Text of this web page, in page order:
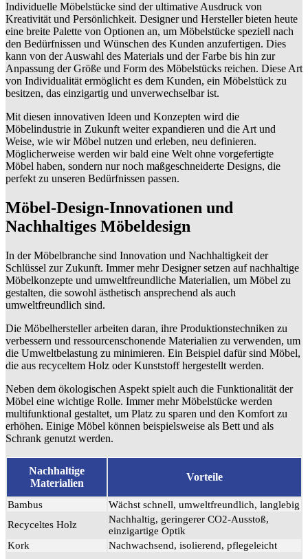
Individuelle Möbelstücke sind der ultimative Ausdruck von
Kreativität und Persönlichkeit. Designer und Hersteller bieten heute
eine breite Palette von Optionen an, um Möbelstücke speziell nach
den Bedürfnissen und Wünschen des Kunden anzufertigen. Dies
kann von der Auswahl des Materials und der Farbe bis hin zur
Anpassung der Größe und Form des Möbelstücks reichen. Diese Art
von Individualität ermöglicht es dem Kunden, ein Möbelstück zu
besitzen, das einzigartig und unverwechselbar ist.
Mit diesen innovativen Ideen und Konzepten wird die
Möbelindustrie in Zukunft weiter expandieren und die Art und
Weise, wie wir Möbel nutzen und erleben, neu definieren.
Möglicherweise werden wir bald eine Welt ohne vorgefertigte
Möbel haben, sondern nur noch maßgeschneiderte Designs, die
perfekt zu unseren Bedürfnissen passen.
Möbel-Design-Innovationen und
Nachhaltiges Möbeldesign
In der Möbelbranche sind Innovation und Nachhaltigkeit der
Schlüssel zur Zukunft. Immer mehr Designer setzen auf nachhaltige
Möbelkonzepte und umweltfreundliche Materialien, um Möbel zu
gestalten, die sowohl ästhetisch ansprechend als auch
umweltfreundlich sind.
Die Möbelhersteller arbeiten daran, ihre Produktionstechniken zu
verbessern und ressourcenschonende Materialien zu verwenden, um
die Umweltbelastung zu minimieren. Ein Beispiel dafür sind Möbel,
die aus recyceltem Holz oder Kunststoff hergestellt werden.
Neben dem ökologischen Aspekt spielt auch die Funktionalität der
Möbel eine wichtige Rolle. Immer mehr Möbelstücke werden
multifunktional gestaltet, um Platz zu sparen und den Komfort zu
erhöhen. Einige Möbel können beispielsweise als Bett und als
Schrank genutzt werden.
Nachhaltige
Materialien
Vorteile
Bambus
Wächst schnell, umweltfreundlich, langlebig
Recyceltes Holz
Nachhaltig, geringerer CO2-Ausstoß,
einzigartige Optik
Kork
Nachwachsend, isolierend, pflegeleicht